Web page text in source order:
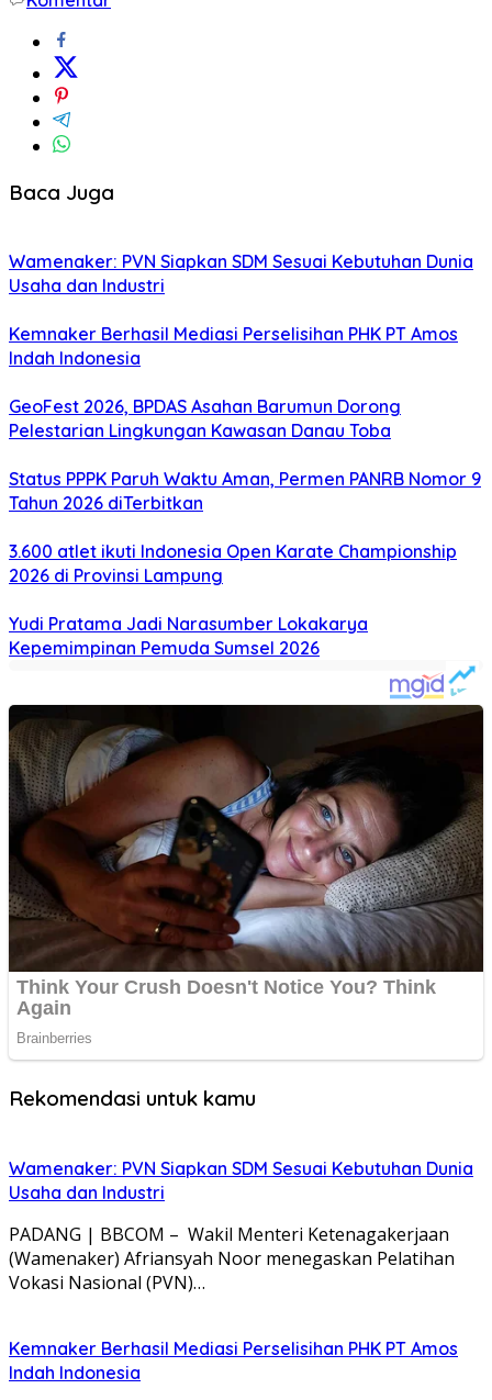
Baca Juga
Wamenaker: PVN Siapkan SDM Sesuai Kebutuhan Dunia
Usaha dan Industri
Kemnaker Berhasil Mediasi Perselisihan PHK PT Amos
Indah Indonesia
GeoFest 2026, BPDAS Asahan Barumun Dorong
Pelestarian Lingkungan Kawasan Danau Toba
Status PPPK Paruh Waktu Aman, Permen PANRB Nomor 9
Tahun 2026 diTerbitkan
3.600 atlet ikuti Indonesia Open Karate Championship
2026 di Provinsi Lampung
Yudi Pratama Jadi Narasumber Lokakarya
Kepemimpinan Pemuda Sumsel 2026
Rekomendasi untuk kamu
Wamenaker: PVN Siapkan SDM Sesuai Kebutuhan Dunia
Usaha dan Industri
PADANG | BBCOM – Wakil Menteri Ketenagakerjaan
(Wamenaker) Afriansyah Noor menegaskan Pelatihan
Vokasi Nasional (PVN)…
Kemnaker Berhasil Mediasi Perselisihan PHK PT Amos
Indah Indonesia